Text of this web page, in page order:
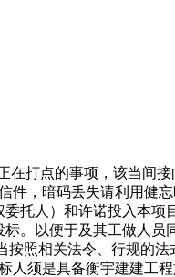
打点的事项，该当间
件，暗码丢失请利用健
托人）和许诺投入本项
。以便于及其工做人员
照相关法令、行规的法
人须是具备衡宇建建工